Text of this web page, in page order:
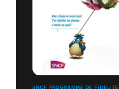
SNCF PROGRAMME DE FIDÉLITÉ